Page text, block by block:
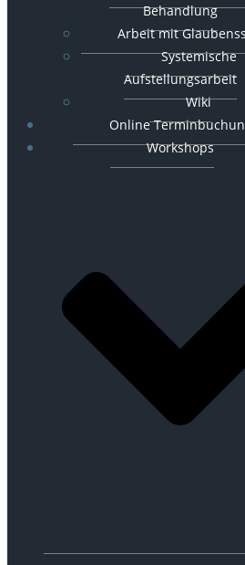
Behandlung
Arbeit mit
Systemische
Aufstellungsarbeit
Wiki
Online
Workshops